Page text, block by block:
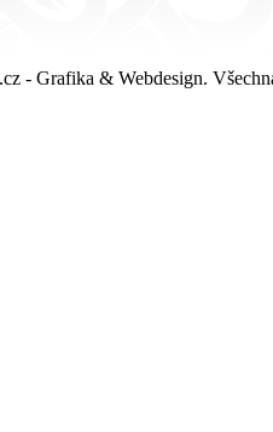
- Grafika & Webdesign.